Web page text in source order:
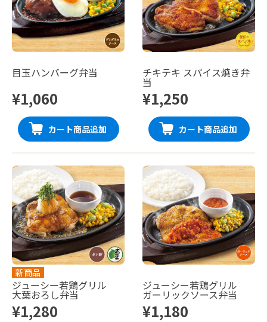
目玉ハンバーグ弁当
¥1,060
カート商品追加
チキテキ スパイス焼き弁
当
¥1,250
カート商品追加
新商品
ジューシー若鶏グリル
大葉おろし弁当
¥1,280
ジューシー若鶏グリル
ガーリックソース弁当
¥1,180